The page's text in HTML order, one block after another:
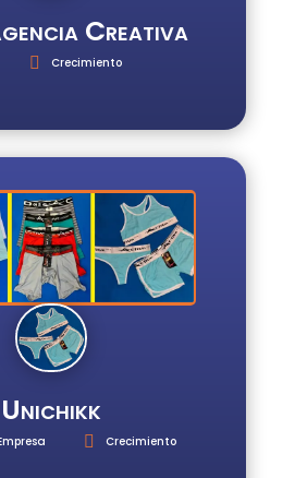
Creativa
Crecimiento
Unichikk
Crecimiento